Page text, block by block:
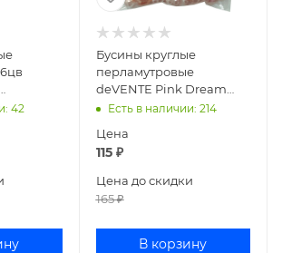
: 42
Бусины круглые
перламутровые
deVENTE Pink Dream
100шт французкая
Есть в наличии: 214
Цена
115₽
Цена до скидки
165₽
В корзину